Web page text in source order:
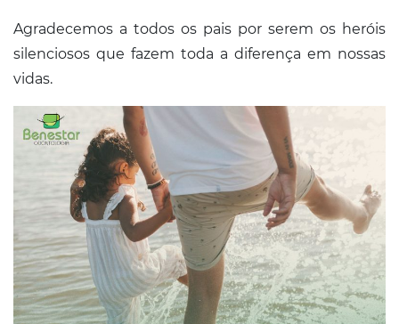
Agradecemos a todos os pais por serem os heróis
silenciosos que fazem toda a diferença em nossas
vidas.